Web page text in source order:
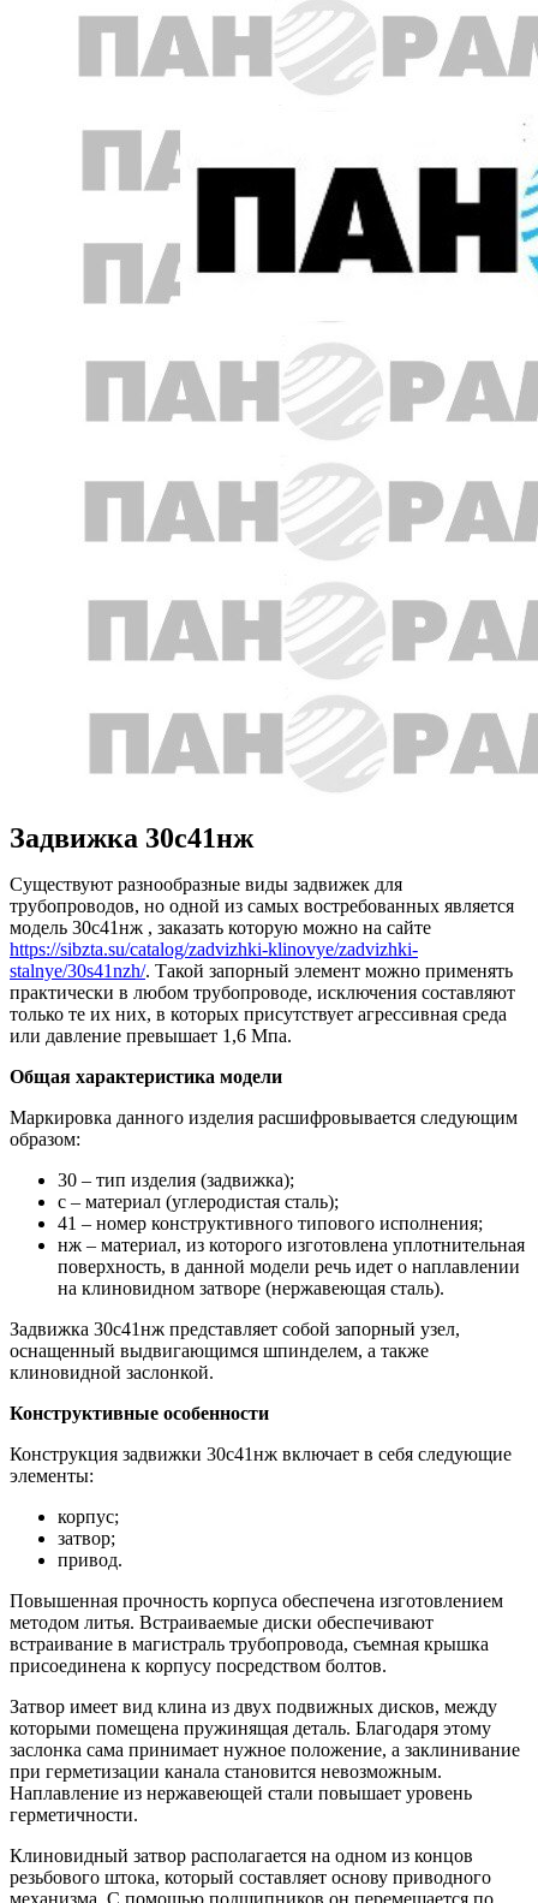
Задвижка 30с41нж
Существуют разнообразные виды задвижек для
трубопроводов, но одной из самых востребованных является
модель 30с41нж , заказать которую можно на сайте
https://sibzta.su/catalog/zadvizhki-klinovye/zadvizhki-
stalnye/30s41nzh/. Такой запорный элемент можно применять
практически в любом трубопроводе, исключения составляют
только те их них, в которых присутствует агрессивная среда
или давление превышает 1,6 Мпа.
Общая характеристика модели
Маркировка данного изделия расшифровывается следующим
образом:
30 – тип изделия (задвижка);
с – материал (углеродистая сталь);
41 – номер конструктивного типового исполнения;
нж – материал, из которого изготовлена уплотнительная
поверхность, в данной модели речь идет о наплавлении
на клиновидном затворе (нержавеющая сталь).
Задвижка 30с41нж представляет собой запорный узел,
оснащенный выдвигающимся шпинделем, а также
клиновидной заслонкой.
Конструктивные особенности
Конструкция задвижки 30с41нж включает в себя следующие
элементы:
корпус;
затвор;
привод.
Повышенная прочность корпуса обеспечена изготовлением
методом литья. Встраиваемые диски обеспечивают
встраивание в магистраль трубопровода, съемная крышка
присоединена к корпусу посредством болтов.
Затвор имеет вид клина из двух подвижных дисков, между
которыми помещена пружинящая деталь. Благодаря этому
заслонка сама принимает нужное положение, а заклинивание
при герметизации канала становится невозможным.
Наплавление из нержавеющей стали повышает уровень
герметичности.
Клиновидный затвор располагается на одном из концов
резьбового штока, который составляет основу приводного